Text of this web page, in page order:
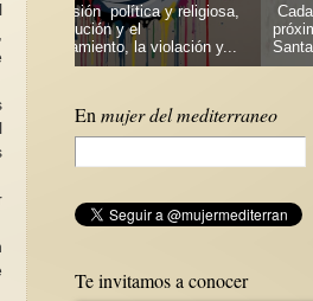
y...
Cada octubre, en el lunes más
próximo al 15 que es el día de
Santa Teresa de Jesús, (figura...
En mujer del mediterraneo
Te invitamos a conocer